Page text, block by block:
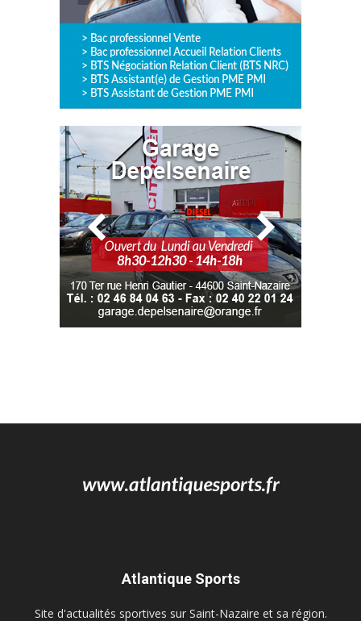
Atlantique Sports
Site d'actualités sportives sur Saint-Nazaire et sa région.